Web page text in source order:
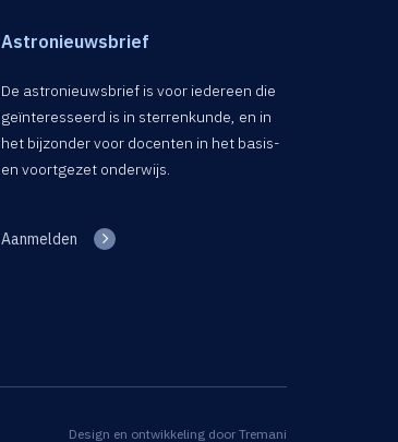
Astronieuwsbrief
De astronieuwsbrief is voor iedereen die
geïnteresseerd is in sterrenkunde, en in
het bijzonder voor docenten in het basis-
en voortgezet onderwijs.
Aanmelden
Design en ontwikkeling door Tremani